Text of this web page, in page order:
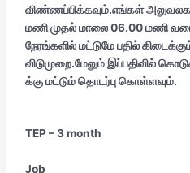
விண்ணப்பிக்கவும்.எங்கள்
மணி முதல் மாலை 06.00 மணி வரை
நேரங்களில் மட்டுமே பதில்
விடுமுறை.மேலும் இப்பதிவில்
க்கு மட்டும் தொடர்பு கொள்ளவும்.
TEP – 3 month
Job